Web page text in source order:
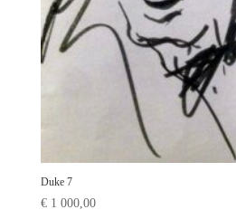
Duke 7
€1 000,00